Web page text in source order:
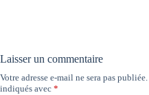
Laisser un commentaire
Votre adresse e-mail ne sera pas publiée.
indiqués avec *